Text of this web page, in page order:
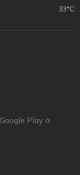
33°C
Play a